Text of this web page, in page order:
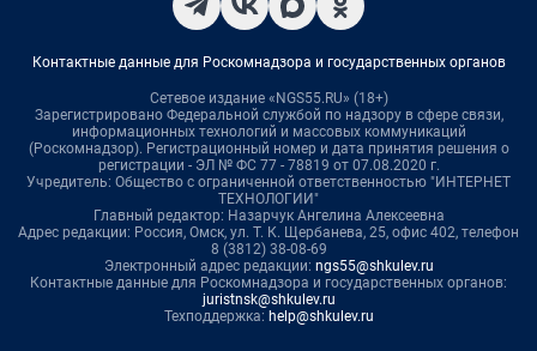
Контактные данные для Роскомнадзора и государственных органов
Сетевое издание «NGS55.RU» (18+)
Зарегистрировано Федеральной службой по надзору в сфере связи,
информационных технологий и массовых коммуникаций
(Роскомнадзор). Регистрационный номер и дата принятия решения о
регистрации - ЭЛ № ФС 77 - 78819 от 07.08.2020 г.
Учредитель: Общество с ограниченной ответственностью "ИНТЕРНЕТ
ТЕХНОЛОГИИ"
Главный редактор: Назарчук Ангелина Алексеевна
Адрес редакции: Россия, Омск, ул. Т. К. Щербанева, 25, офис 402, телефон
8 (3812) 38-08-69
Электронный адрес редакции: ngs55@shkulev.ru
Контактные данные для Роскомнадзора и государственных органов:
juristnsk@shkulev.ru
Техподдержка: help@shkulev.ru